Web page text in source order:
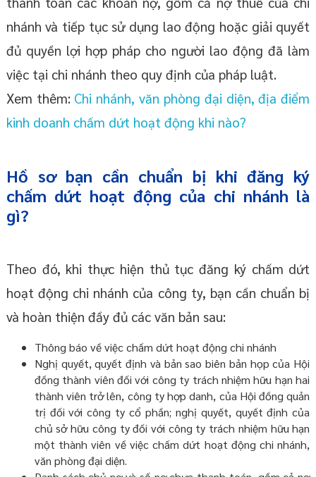
nhánh và tiếp tục sử dụng lao động hoặc giải quyết
đủ quyền lợi hợp pháp cho người lao động đã làm
việc tại chi nhánh theo quy định của pháp luật.
Xem thêm: Chi nhánh, văn phòng đại diện, địa điểm
kinh doanh chấm dứt hoạt động khi nào?
Hồ sơ bạn cần chuẩn bị khi đăng ký
chấm dứt hoạt động của chi nhánh là
gì?
Theo đó, khi thực hiện thủ tục đăng ký chấm dứt
hoạt động chi nhánh của công ty, bạn cần chuẩn bị
và hoàn thiện đầy đủ các văn bản sau:
Thông báo về việc chấm dứt hoạt động chi nhánh
Nghị quyết, quyết định và bản sao biên bản họp của Hội
đồng thành viên đối với công ty trách nhiệm hữu hạn hai
thành viên trở lên, công ty hợp danh, của Hội đồng quản
trị đối với công ty cổ phần; nghị quyết, quyết định của
chủ sở hữu công ty đối với công ty trách nhiệm hữu hạn
một thành viên về việc chấm dứt hoạt động chi nhánh,
văn phòng đại diện.